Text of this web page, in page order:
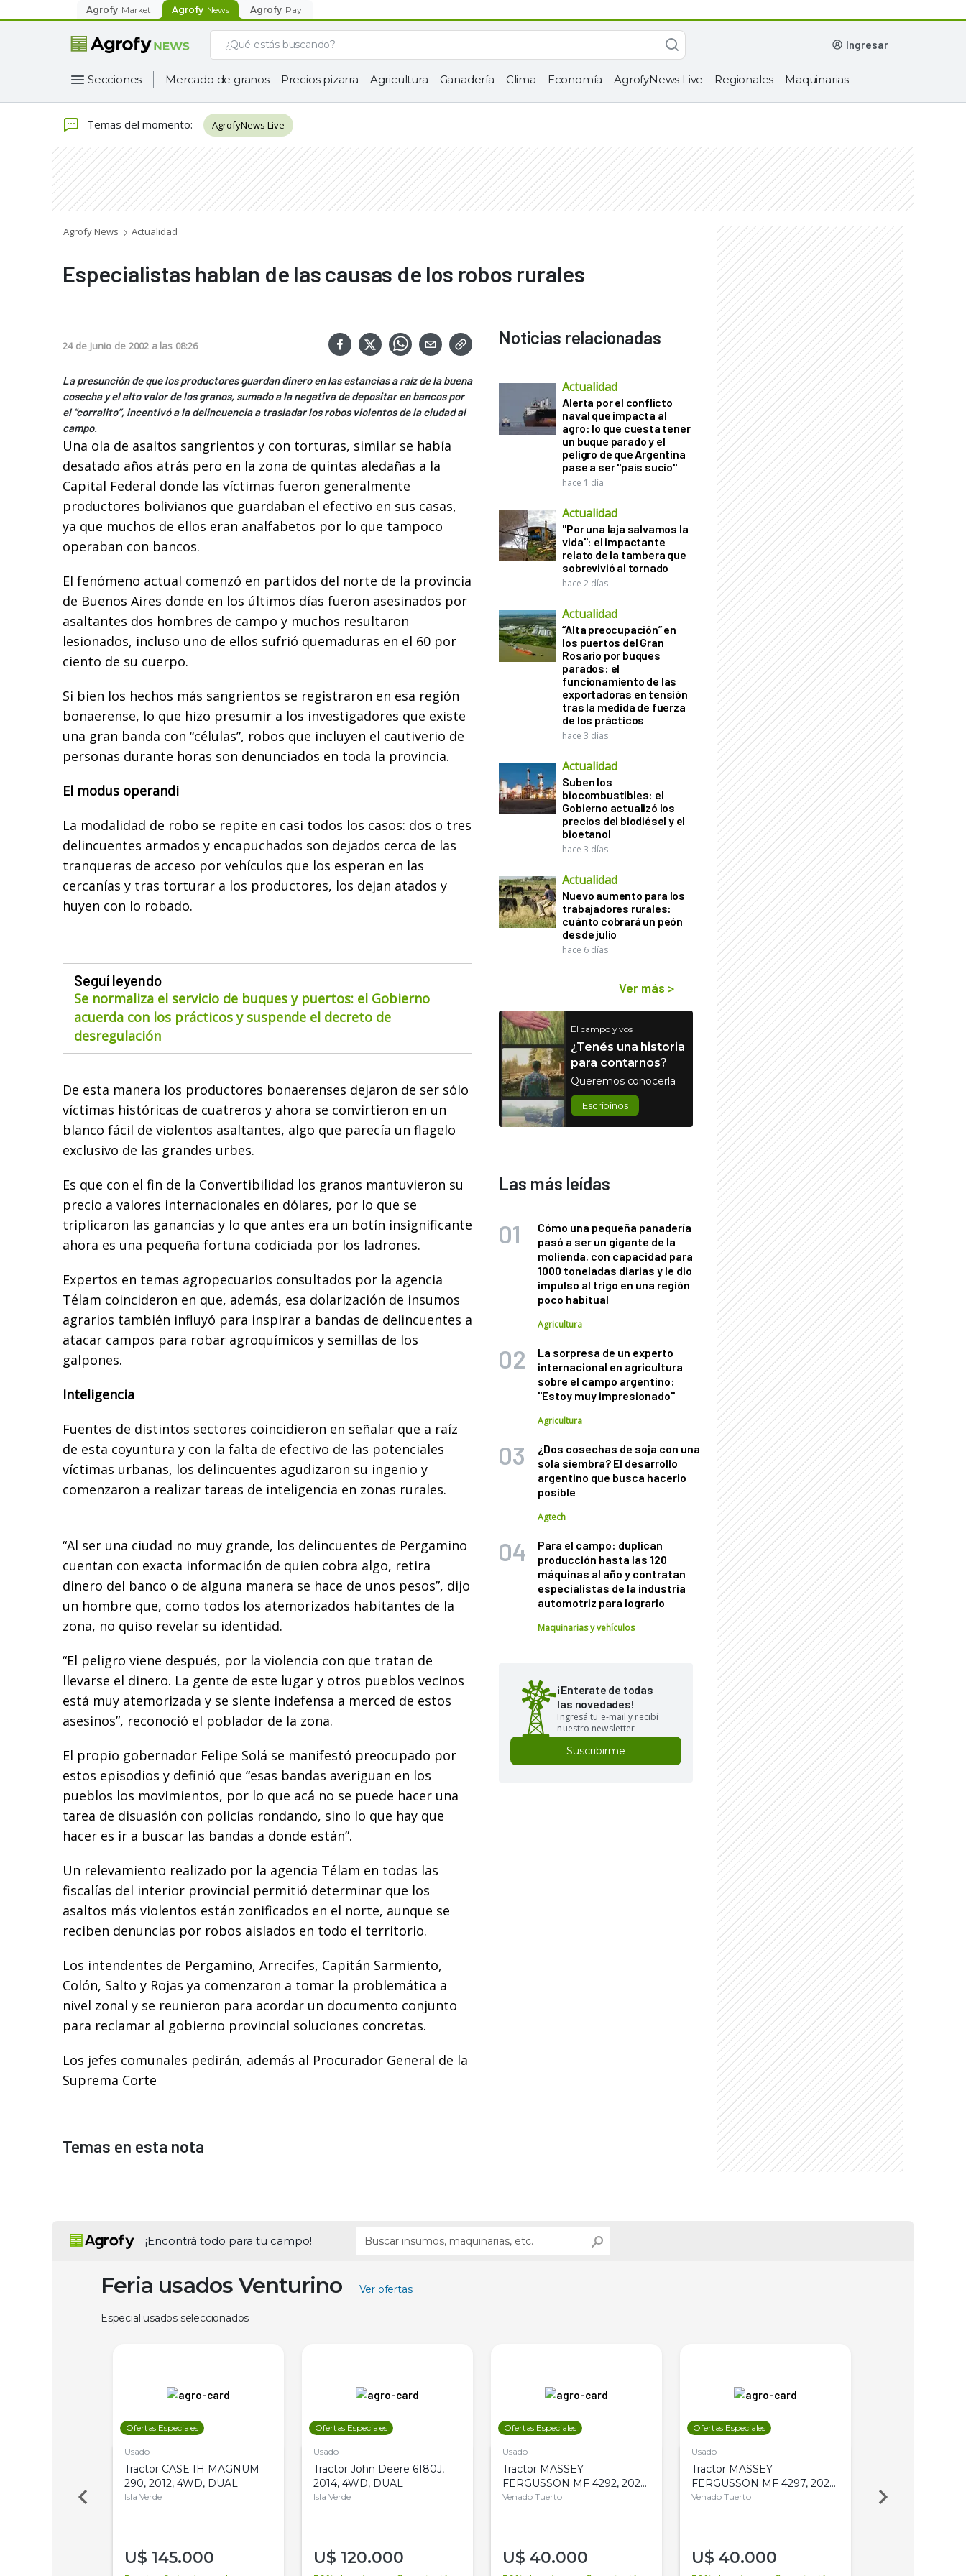
Agrofy Market Agrofy News Agrofy Pay
ingresar
Secciones Mercado de granos Precios pizarra Agricultura Ganadería Clima Economía AgrofyNews Live Regionales Maquinarias
Temas del momento: AgrofyNews Live
Agrofy News Actualidad
Especialistas hablan de las causas de los robos rurales
24 de Junio de 2002 a las 08:26
La presunción de que los productores guardan dinero en las estancias a raíz de la buena
cosecha y el alto valor de los granos, sumado a la negativa de depositar en bancos por
el “corralito”, incentivó a la delincuencia a trasladar los robos violentos de la ciudad al
campo.
Una ola de asaltos sangrientos y con torturas, similar se había
desatado años atrás pero en la zona de quintas aledañas a la
Capital Federal donde las víctimas fueron generalmente
productores bolivianos que guardaban el efectivo en sus casas,
ya que muchos de ellos eran analfabetos por lo que tampoco
operaban con bancos.
El fenómeno actual comenzó en partidos del norte de la provincia
de Buenos Aires donde en los últimos días fueron asesinados por
asaltantes dos hombres de campo y muchos resultaron
lesionados, incluso uno de ellos sufrió quemaduras en el 60 por
ciento de su cuerpo.
Si bien los hechos más sangrientos se registraron en esa región
bonaerense, lo que hizo presumir a los investigadores que existe
una gran banda con “células”, robos que incluyen el cautiverio de
personas durante horas son denunciados en toda la provincia.
El modus operandi
La modalidad de robo se repite en casi todos los casos: dos o tres
delincuentes armados y encapuchados son dejados cerca de las
tranqueras de acceso por vehículos que los esperan en las
cercanías y tras torturar a los productores, los dejan atados y
huyen con lo robado.
Seguí leyendo
Se normaliza el servicio de buques y puertos: el Gobierno
acuerda con los prácticos y suspende el decreto de
desregulación
De esta manera los productores bonaerenses dejaron de ser sólo
víctimas históricas de cuatreros y ahora se convirtieron en un
blanco fácil de violentos asaltantes, algo que parecía un flagelo
exclusivo de las grandes urbes.
Es que con el fin de la Convertibilidad los granos mantuvieron su
precio a valores internacionales en dólares, por lo que se
triplicaron las ganancias y lo que antes era un botín insignificante
ahora es una pequeña fortuna codiciada por los ladrones.
Expertos en temas agropecuarios consultados por la agencia
Télam coincideron en que, además, esa dolarización de insumos
agrarios también influyó para inspirar a bandas de delincuentes a
atacar campos para robar agroquímicos y semillas de los
galpones.
Inteligencia
Fuentes de distintos sectores coincidieron en señalar que a raíz
de esta coyuntura y con la falta de efectivo de las potenciales
víctimas urbanas, los delincuentes agudizaron su ingenio y
comenzaron a realizar tareas de inteligencia en zonas rurales.
“Al ser una ciudad no muy grande, los delincuentes de Pergamino
cuentan con exacta información de quien cobra algo, retira
dinero del banco o de alguna manera se hace de unos pesos”, dijo
un hombre que, como todos los atemorizados habitantes de la
zona, no quiso revelar su identidad.
“El peligro viene después, por la violencia con que tratan de
llevarse el dinero. La gente de este lugar y otros pueblos vecinos
está muy atemorizada y se siente indefensa a merced de estos
asesinos”, reconoció el poblador de la zona.
El propio gobernador Felipe Solá se manifestó preocupado por
estos episodios y definió que “esas bandas averiguan en los
pueblos los movimientos, por lo que acá no se puede hacer una
tarea de disuasión con policías rondando, sino lo que hay que
hacer es ir a buscar las bandas a donde están”.
Un relevamiento realizado por la agencia Télam en todas las
fiscalías del interior provincial permitió determinar que los
asaltos más violentos están zonificados en el norte, aunque se
reciben denuncias por robos aislados en todo el territorio.
Los intendentes de Pergamino, Arrecifes, Capitán Sarmiento,
Colón, Salto y Rojas ya comenzaron a tomar la problemática a
nivel zonal y se reunieron para acordar un documento conjunto
para reclamar al gobierno provincial soluciones concretas.
Los jefes comunales pedirán, además al Procurador General de la
Suprema Corte
Noticias relacionadas
Actualidad
Alerta por el conflicto
naval que impacta al
agro: lo que cuesta tener
un buque parado y el
peligro de que Argentina
pase a ser "país sucio"
hace 1 día
Actualidad
"Por una laja salvamos la
vida": el impactante
relato de la tambera que
sobrevivió al tornado
hace 2 días
Actualidad
“Alta preocupación” en
los puertos del Gran
Rosario por buques
parados: el
funcionamiento de las
exportadoras en tensión
tras la medida de fuerza
de los prácticos
hace 3 días
Actualidad
Suben los
biocombustibles: el
Gobierno actualizó los
precios del biodiésel y el
bioetanol
hace 3 días
Actualidad
Nuevo aumento para los
trabajadores rurales:
cuánto cobrará un peón
desde julio
hace 6 días
Ver más >
El campo y vos
¿Tenés una historia
para contarnos?
Queremos conocerla
Escribinos
Las más leídas
Cómo una pequeña panadería
pasó a ser un gigante de la
molienda, con capacidad para
1000 toneladas diarias y le dio
impulso al trigo en una región
poco habitual
Agricultura
La sorpresa de un experto
internacional en agricultura
sobre el campo argentino:
"Estoy muy impresionado"
Agricultura
¿Dos cosechas de soja con una
sola siembra? El desarrollo
argentino que busca hacerlo
posible
Agtech
Para el campo: duplican
producción hasta las 120
máquinas al año y contratan
especialistas de la industria
automotriz para lograrlo
Maquinarias y vehículos
¡Enterate de todas
las novedades!
Ingresá tu e-mail y recibí
nuestro newsletter
Suscribirme
Temas en esta nota
¡Encontrá todo para tu campo!
Feria usados Venturino Ver ofertas
Especial usados seleccionados
Ofertas Especiales
Usado
Tractor CASE IH MAGNUM
290, 2012, 4WD, DUAL
Isla Verde
U$ 145.000
Ofertas Especiales
Usado
Tractor John Deere 6180J,
2014, 4WD, DUAL
Isla Verde
U$ 120.000
Ofertas Especiales
Usado
Tractor MASSEY
FERGUSSON MF 4292, 2020,
4WD, PATON
Venado Tuerto
U$ 40.000
Ofertas Especiales
Usado
Tractor MASSEY
FERGUSSON MF 4297, 2020,
4WD, PATON
Venado Tuerto
U$ 40.000
Venado Tuerto